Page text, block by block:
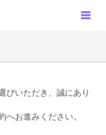
びいただき、誠にあり
お進みください。